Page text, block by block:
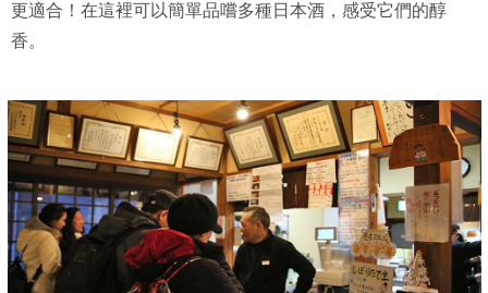
更適合！在這裡可以簡單品嚐多種日本酒，感受它們的醇
香。